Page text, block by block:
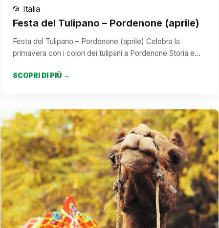
📂 Italia
Festa del Tulipano – Pordenone (aprile)
Festa del Tulipano – Pordenone (aprile) Celebra la
primavera con i colori dei tulipani a Pordenone Storia e…
SCOPRI DI PIÙ →